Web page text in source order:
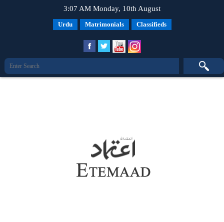
3:07 AM Monday, 10th August
Urdu Matrimonials Classifieds